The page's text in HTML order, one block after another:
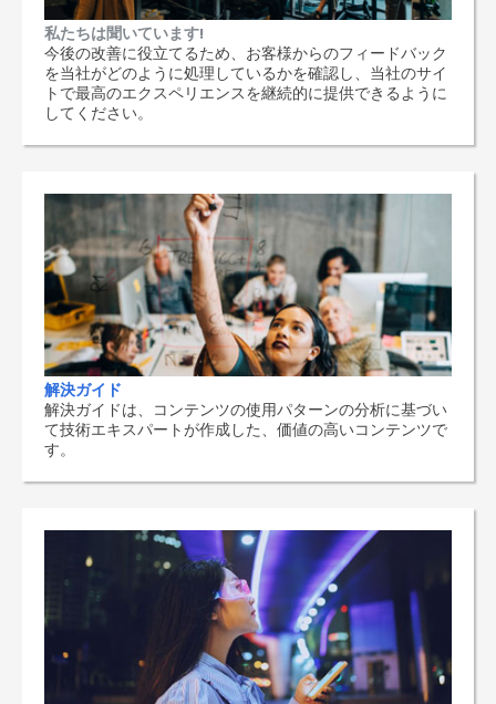
私たちは聞いています!
今後の改善に役立てるため、お客様からのフィードバック
を当社がどのように処理しているかを確認し、当社のサイ
トで最高のエクスペリエンスを継続的に提供できるように
してください。
解決ガイド
解決ガイドは、コンテンツの使用パターンの分析に基づい
て技術エキスパートが作成した、価値の高いコンテンツで
す。